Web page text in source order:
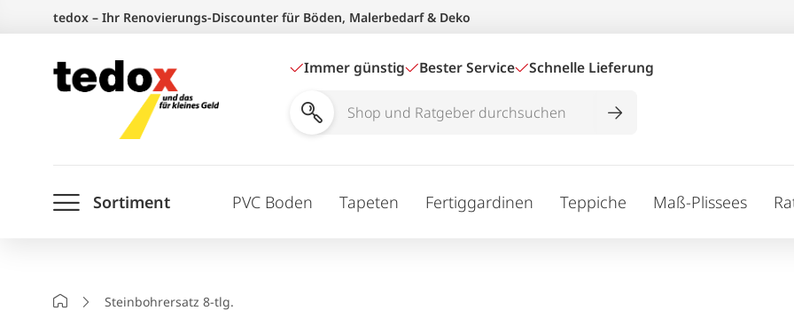
springen
tedox – Ihr Renovierungs-Discounter für Böden, Malerbedarf & Deko
Immer günstig Bester Service Schnelle Lieferung
Shop
durchsuchen
Sortiment PVC Boden Tapeten Fertiggardinen Teppiche Maß-Plissees
StartseiteSteinbohrersatz 8-tlg.